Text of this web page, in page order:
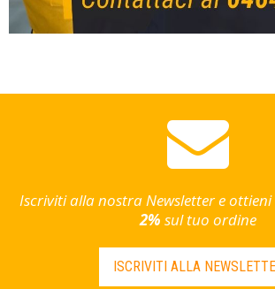
Iscriviti alla nostra Newsletter e
2% sul tuo ordine
ISCRIVITI ALLA